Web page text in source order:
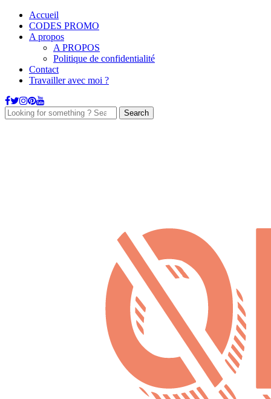
Accueil
CODES PROMO
A propos
A PROPOS
Politique de confidentialité
Contact
Travailler avec moi ?